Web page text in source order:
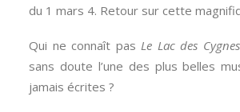
du 1 mars 4. Retour sur cette
Qui ne connaît pas Le Lac des Cygnes
sans doute l’une des plus belles
jamais écrites ?